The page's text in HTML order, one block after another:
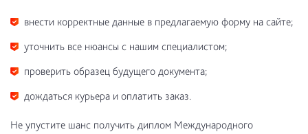
внести корректные данные в предлагаемую форму на сайте;
уточнить все нюансы с нашим специалистом;
проверить образец будущего документа;
дождаться курьера и оплатить заказ.
Не упустите шанс получить диплом Международного